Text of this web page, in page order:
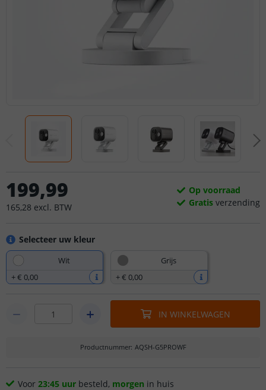
Selecteer uw kleur
Wit
+€ 0,00
Grijs
+€ 0,00
199,99
165,28 excl. BTW
Op voorraad
Gratis verzending
IN WINKELWAGEN
Productnummer: AQSH-G5PROWF
Voor 23:45 uur besteld, morgen in huis